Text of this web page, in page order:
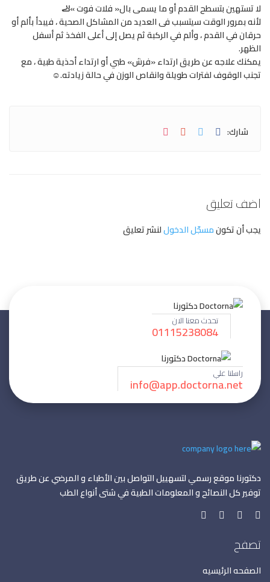
لا تستهين بتسطح القدم أو ما يسمى بال« فلات فوت »🦶
لأنه بمرور الوقت سيتسبب فى العديد من المشاكل الصحية ، فيبدأ بألم أو
حرقان في القدم ، وألم في الركبة ثم يصل إلى أعلى الفخذ ثم أسفل
الظهر.
يمكنك علاجه عن طريق ارتداء «فرش» طبي أو ارتداء أحذية طبية ، مع
تجنب الوقوف لفترات طويلة وانقاص الوزن في حالة زيادته.☺️
شارك:
اضف تعليق
يجب أن تكونمسجّل الدخوللنشر تعليق
تحدث معنا الان
01115238084
راسلنا علي
info@app.doctorna.net
دكتورنا موقع رسمي لتسهييل التواصل بين الأطباء و المرضي عن طريق
توفير كل النصائح و المعلومات الطبية في شتى أنواع الطب
تصفح
الصفحه الرئيسيه